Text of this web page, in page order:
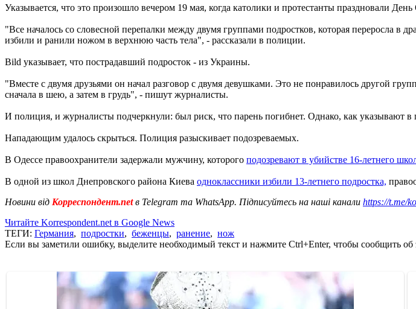
Указывается, что это произошло вечером 19 мая, когда католики и протестанты праздновали
"Все началось со словесной перепалки между двумя группами подростков, которая переросла в
избили и ранили ножом в верхнюю часть тела", - рассказали в полиции.
Bild указывает, что пострадавший подросток - из Украины.
"Вместе с двумя друзьями он начал разговор с двумя девушками. Это не понравилось другой
сначала в шею, а затем в грудь", - пишут журналисты.
И полиция, и журналисты подчеркнули: был риск, что парень погибнет. Однако, как указывают
Нападающим удалось скрыться. Полиция разыскивает подозреваемых.
В Одессе правоохранители задержали мужчину, которого подозревают в убийстве 16-летнего
В одной из школ Днепровского района Киева одноклассники избили 13-летнего подростка,
Новини від Корреспондент.netв Telegram та WhatsApp. Підписуйтесь на наші канали https://t.me/
Читайте Korrespondent.net в Google News
ТЕГИ: Германия, подростки, беженцы, ранение, нож
Если вы заметили ошибку, выделите необходимый текст и нажмите Ctrl+Enter, чтобы сообщить об